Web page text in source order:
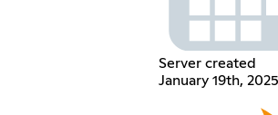
Server created
January 19th, 2025